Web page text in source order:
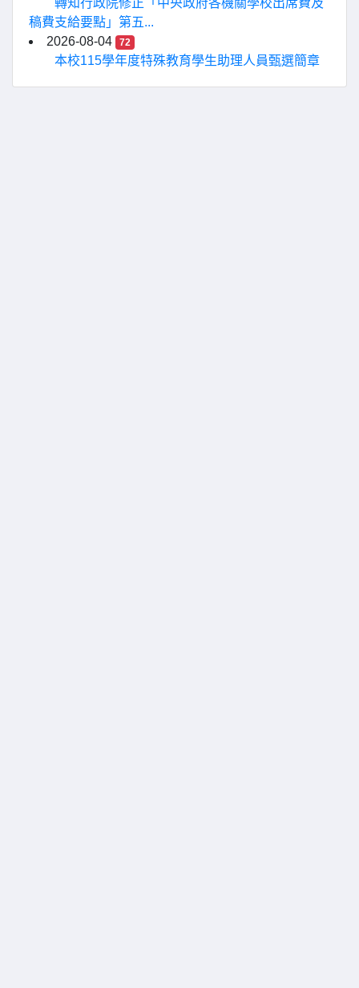
轉知行政院修正「中央政府各機關學校出席費及
稿費支給要點」第五...
2026-08-04
72
本校115學年度特殊教育學生助理人員甄選簡章